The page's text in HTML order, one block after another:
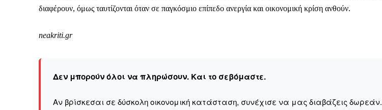
Η στήριξή σου ενισχύει άμεσα την ποιότητα και την
Σας ευχαριστούμε
διαφέρουν, όμως ταυτίζονται όταν σε παγκόσμιο επίπεδο ανεργία και οικονομική κρίση ανθούν.
neakriti.gr
Δεν μπορούν όλοι να πληρώσουν. Και το σεβόμαστε.
Αν βρίσκεσαι σε δύσκολη οικονομική κατάσταση, συνέχισε να μας διαβάζεις